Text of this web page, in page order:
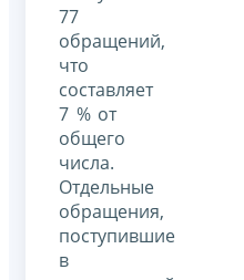
77
обращений,
что
составляет
7 % от
общего
числа.
Отдельные
обращения,
поступившие
в